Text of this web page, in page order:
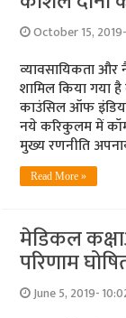
October 15,
व्‍यावसायिकता और
शामिल किया गया
काउंसिल ऑफ
नये करिकुलम में
मुख्य रणनीति
Read More »
मेडिकल
परिणाम
June 5, 2019-